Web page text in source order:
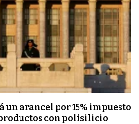
un arancel por 15% impuesto
productos con polisilicio